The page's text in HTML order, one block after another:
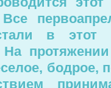
в
бодрое,